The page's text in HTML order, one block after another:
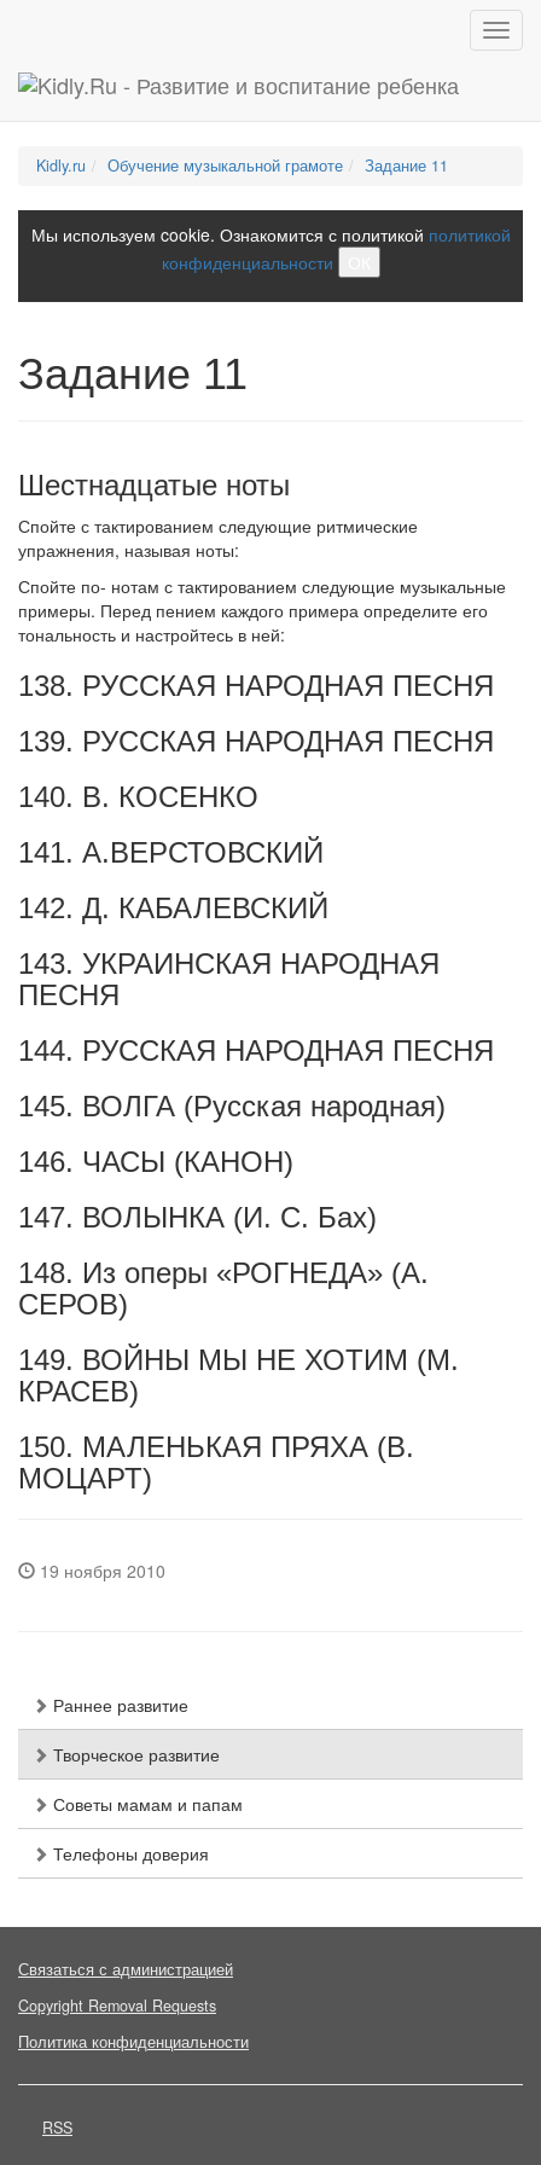
Kidly.ru Обучение музыкальной грамоте Задание 11
Мы используем cookie. Ознакомится с политикой политикой
конфиденциальности
Задание 11
Шестнадцатые ноты
Спойте с тактированием следующие ритмические
упражнения, на­зывая ноты:
Спойте по- нотам с тактированием следующие музыкальные
при­меры. Перед пением каждого примера определите его
тональность и на­стройтесь в ней:
138. РУССКАЯ НАРОДНАЯ ПЕСНЯ
139. РУССКАЯ НАРОДНАЯ ПЕСНЯ
140. В. КОСЕНКО
141. А.ВЕРСТОВСКИЙ
142. Д. КАБАЛЕВСКИЙ
143. УКРАИНСКАЯ НАРОДНАЯ
ПЕСНЯ
144. РУССКАЯ НАРОДНАЯ ПЕСНЯ
145. ВОЛГА (Русская народная)
146. ЧАСЫ (КАНОН)
147. ВОЛЫНКА (И. С. Бах)
148. Из оперы «РОГНЕДА» (А.
СЕРОВ)
149. ВОЙНЫ МЫ НЕ ХОТИМ (М.
КРАСЕВ)
150. МАЛЕНЬКАЯ ПРЯХА (В.
МОЦАРТ)
19 ноября 2010
Раннее развитие
Творческое развитие
Советы мамам и папам
Телефоны доверия
Связаться с администрацией
Copyright Removal Requests
Политика конфиденциальности
RSS